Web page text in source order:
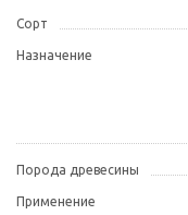
Сорт
Назначение
Порода древесины
Применение